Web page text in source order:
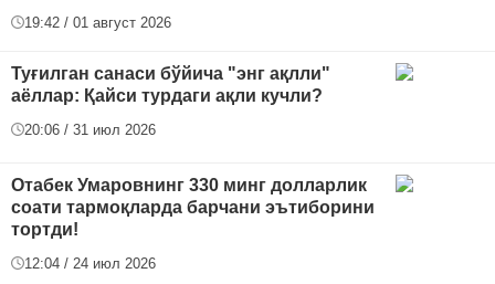
19:42 / 01 август 2026
Туғилган санаси бўйича "энг ақлли"
аёллар: Қайси турдаги ақли кучли?
20:06 / 31 июл 2026
Отабек Умаровнинг 330 минг долларлик
соати тармоқларда барчани эътиборини
тортди!
12:04 / 24 июл 2026